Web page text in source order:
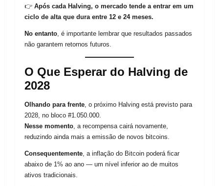
👉 Após cada Halving, o mercado tende a entrar em um
ciclo de alta que dura entre 12 e 24 meses.
No entanto, é importante lembrar que resultados passados
não garantem retornos futuros.
O Que Esperar do Halving de
2028
Olhando para frente, o próximo Halving está previsto para
2028, no bloco #1.050.000.
Nesse momento, a recompensa cairá novamente,
reduzindo ainda mais a emissão de novos bitcoins.
Consequentemente, a inflação do Bitcoin poderá ficar
abaixo de 1% ao ano — um nível inferior ao de muitos
ativos tradicionais.